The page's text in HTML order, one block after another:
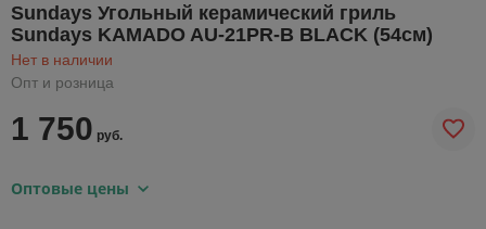
Sundays Угольный керамический гриль
Sundays KAMADO AU-21PR-B BLACK (54см)
Нет в наличии
Опт и розница
1 750 руб.
Оптовые цены